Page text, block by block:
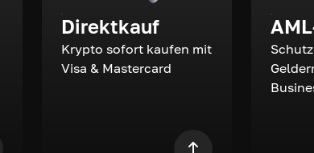
Direktkauf
Krypto sofort kaufen mit
Visa & Mastercard